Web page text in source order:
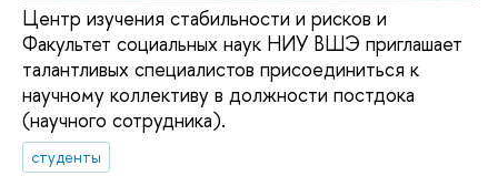
Центр изучения стабильности и рисков и
Факультет социальных наук НИУ ВШЭ приглашает
талантливых специалистов присоединиться к
научному коллективу в должности постдока
(научного сотрудника).
студенты